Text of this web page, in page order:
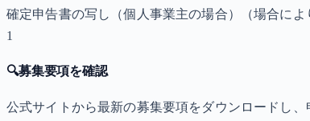
確定申告書の写し（個人事業主の場合）
（場合によ
1
🔍募集要項を確認
公式サイトから最新の募集要項をダウンロードし、